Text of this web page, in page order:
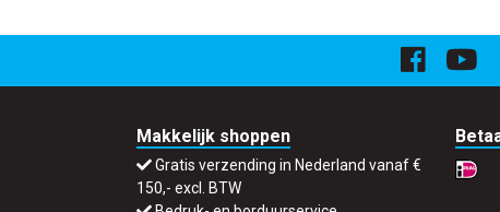
Makkelijk shoppen
Gratis verzending in Nederland vanaf €
150,- excl. BTW